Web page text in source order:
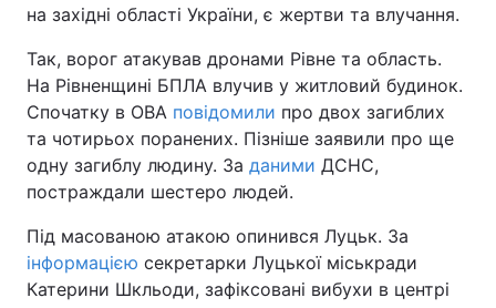
на західні області України, є жертви та влучання.
Так, ворог атакував дронами Рівне та область.
На Рівненщині БПЛА влучив у житловий будинок.
Спочатку в ОВА повідомили про двох загиблих
та чотирьох поранених. Пізніше заявили про ще
одну загиблу людину. За даними ДСНС,
постраждали шестеро людей.
Під масованою атакою опинився Луцьк. За
інформацією секретарки Луцької міськради
Катерини Шкльоди, зафіксовані вибухи в центрі